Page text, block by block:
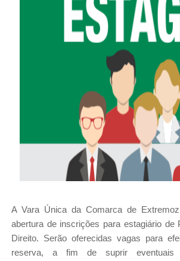
A Vara Única da Comarca de
abertura de inscrições para estagiário de
Direito. Serão oferecidas vagas para
reserva, a fim de suprir eventuais